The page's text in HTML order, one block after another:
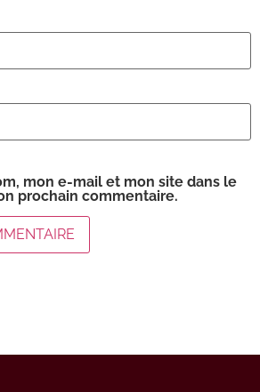
mon e-mail et mon site dans le
prochain commentaire.